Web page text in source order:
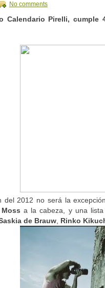
No comments
Calendario Pirelli, cumple
del 2012 no será la
a la cabeza, y una
de Brauw Rinko